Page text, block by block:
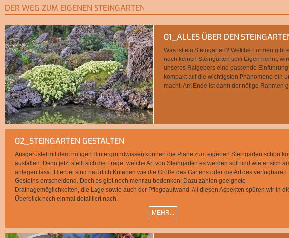
DER WEG ZUM EIGENEN STEINGARTEN
01_ALLES ÜBER DEN
Was ist ein Steingarten? Welche Formen gibt
noch keinen Steingarten sein Eigen nennt,
unseres Ratgebers eine passende
kompakt auf die wichtigsten Phänomene ein
macht. Am Ende ist dann der nötige Rahmen
02_STEINGARTEN GESTALTEN
Ausgerüstet mit dem nötigen Hintergrundwissen können die Pläne zum eigenen Steingarten schon
ausfallen. Denn jetzt stellt sich die Frage, welche Art von Steingarten es werden soll und wie er sich
anlegen lässt. Hierbei sind natürlich Kriterien wie die Größe des Gartens oder die Art des verfügbaren
Gesteins entscheidend. Doch es gibt noch mehr zu bedenken: Dazu zählen geeignete
Drainagemöglichkeiten, die Lage sowie auch der Pflegeaufwand. All diesen Aspekten spüren wir in
Überblick noch einmal detailliert nach.
MEHR...